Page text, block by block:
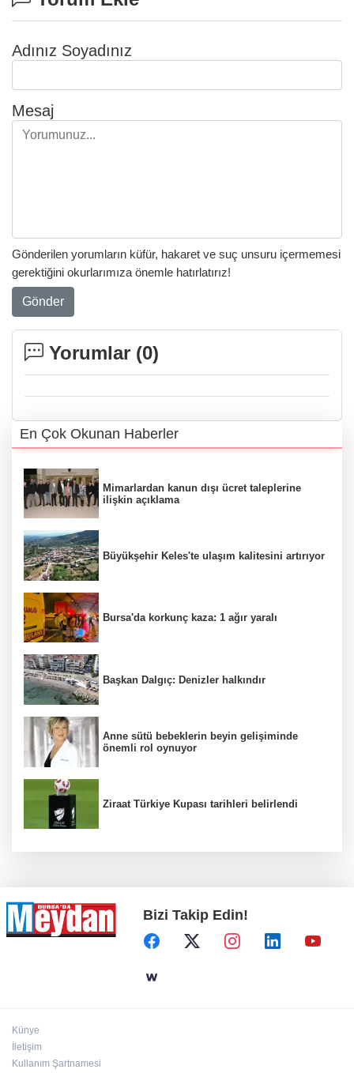
Adınız Soyadınız
Mesaj
Gönderilen yorumların küfür, hakaret ve suç unsuru içermemesi
gerektiğini okurlarımıza önemle hatırlatırız!
Gönder
Yorumlar (0)
En Çok Okunan Haberler
Mimarlardan kanun dışı ücret taleplerine
ilişkin açıklama
Büyükşehir Keles'te ulaşım kalitesini artırıyor
Bursa'da korkunç kaza: 1 ağır yaralı
Başkan Dalgıç: Denizler halkındır
Anne sütü bebeklerin beyin gelişiminde
önemli rol oynuyor
Ziraat Türkiye Kupası tarihleri belirlendi
Bizi Takip Edin!
Künye
İletişim
Kullanım Şartnamesi